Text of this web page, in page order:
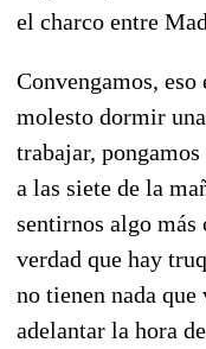
el charco entre
Convengamos,
molesto dormir
trabajar,
a las siete de la
sentirnos algo más
verdad que hay
no tienen nada
adelantar la hora